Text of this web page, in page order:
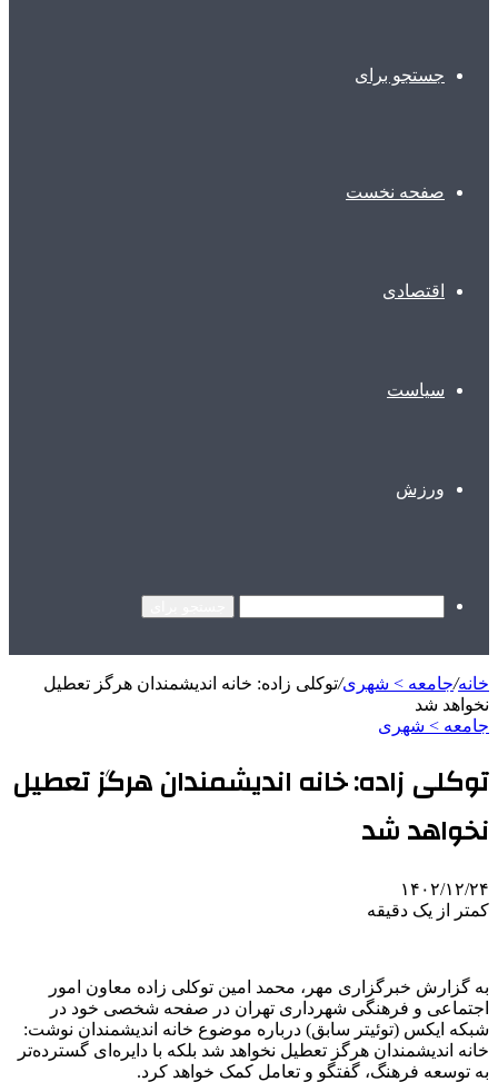
جستجو برای
صفحه نخست
اقتصادی
سیاست
ورزش
خانه/جامعه > شهری/توکلی زاده: خانه اندیشمندان هرگز تعطیل
نخواهد شد
جامعه > شهری
توکلی زاده: خانه اندیشمندان هرگز تعطیل
نخواهد شد
۱۴۰۲/۱۲/۲۴
کمتر از یک دقیقه
به گزارش خبرگزاری مهر، محمد امین توکلی زاده معاون امور
اجتماعی و فرهنگی شهرداری تهران در صفحه شخصی خود در
شبکه ایکس (توئیتر سابق) درباره موضوع خانه اندیشمندان نوشت:
خانه اندیشمندان هرگز تعطیل نخواهد شد بلکه با دایره‌ای گسترده‌تر
به توسعه فرهنگ، گفتگو و تعامل کمک خواهد کرد.